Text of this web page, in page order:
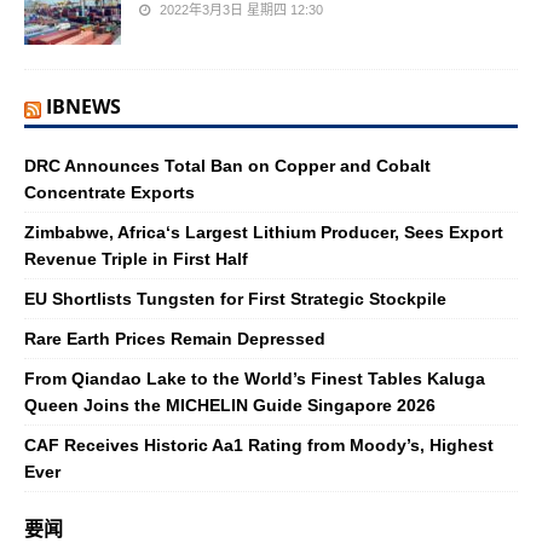
2022年3月3日 星期四 12:30
IBNEWS
DRC Announces Total Ban on Copper and Cobalt
Concentrate Exports
Zimbabwe, Africa‘s Largest Lithium Producer, Sees Export
Revenue Triple in First Half
EU Shortlists Tungsten for First Strategic Stockpile
Rare Earth Prices Remain Depressed
From Qiandao Lake to the World’s Finest Tables Kaluga
Queen Joins the MICHELIN Guide Singapore 2026
CAF Receives Historic Aa1 Rating from Moody’s, Highest
Ever
要闻